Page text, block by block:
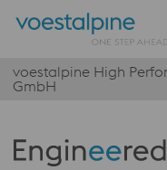
voestalpine High
GmbH
Produktkategorie: